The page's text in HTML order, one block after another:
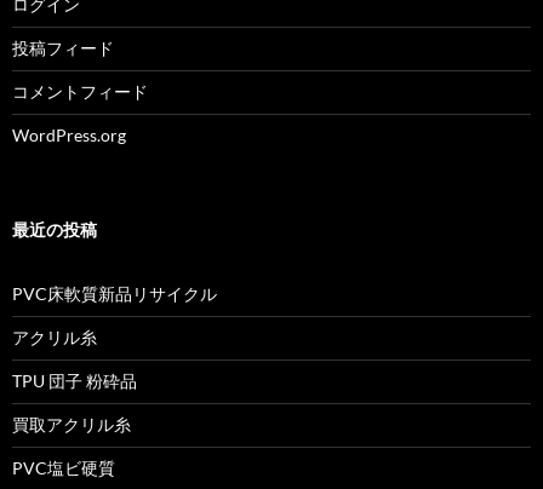
ログイン
投稿フィード
コメントフィード
WordPress.org
最近の投稿
PVC床軟質新品リサイクル
アクリル糸
TPU 団子 粉砕品
買取アクリル糸
PVC塩ビ硬質